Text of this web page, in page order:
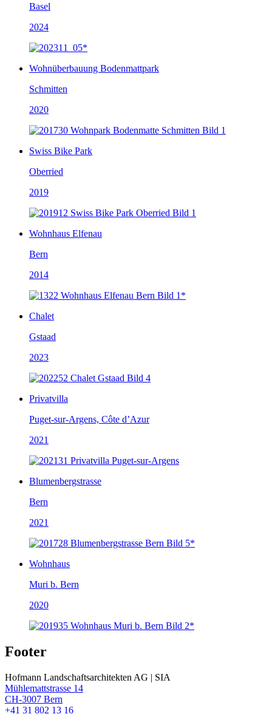
Basel
2024
Wohnüberbauung Bodenmattpark
Schmitten
2020
Swiss Bike Park
Oberried
2019
Wohnhaus Elfenau
Bern
2014
Chalet
Gstaad
2023
Privatvilla
Puget-sur-Argens, Côte d’Azur
2021
Blumenbergstrasse
Bern
2021
Wohnhaus
Muri b. Bern
2020
Footer
Hofmann Landschaftsarchitekten AG | SIA
Mühlemattstrasse 14
CH-3007 Bern
+41 31 802 13 16